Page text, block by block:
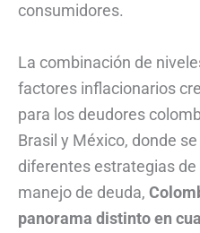
consumidores.
La combinación de
factores inflacionarios
para los deudores
Brasil y México, donde
diferentes estrategias
manejo de deuda,
panorama distinto en